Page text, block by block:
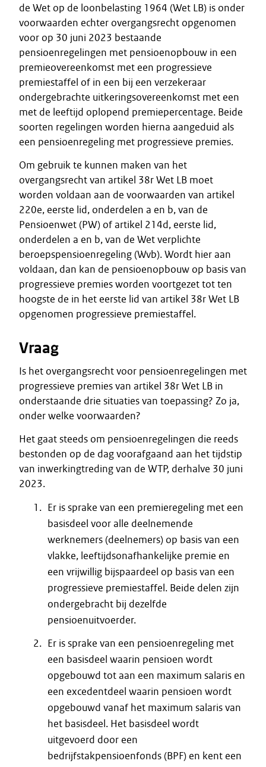
de Wet op de loonbelasting 1964 (Wet LB) is onder
voorwaarden echter overgangsrecht opgenomen
voor op 30 juni 2023 bestaande
pensioenregelingen met pensioenopbouw in een
premieovereenkomst met een progressieve
premiestaffel of in een bij een verzekeraar
ondergebrachte uitkeringsovereenkomst met een
met de leeftijd oplopend premiepercentage. Beide
soorten regelingen worden hierna aangeduid als
een pensioenregeling met progressieve premies.
Om gebruik te kunnen maken van het
overgangsrecht van artikel 38r Wet LB moet
worden voldaan aan de voorwaarden van artikel
220e, eerste lid, onderdelen a en b, van de
Pensioenwet (PW) of artikel 214d, eerste lid,
onderdelen a en b, van de Wet verplichte
beroepspensioenregeling (Wvb). Wordt hier aan
voldaan, dan kan de pensioenopbouw op basis van
progressieve premies worden voortgezet tot ten
hoogste de in het eerste lid van artikel 38r Wet LB
opgenomen progressieve premiestaffel.
Vraag
Is het overgangsrecht voor pensioenregelingen met
progressieve premies van artikel 38r Wet LB in
onderstaande drie situaties van toepassing? Zo ja,
onder welke voorwaarden?
Het gaat steeds om pensioenregelingen die reeds
bestonden op de dag voorafgaand aan het tijdstip
van inwerkingtreding van de WTP, derhalve 30 juni
2023.
Er is sprake van een premieregeling met een
basisdeel voor alle deelnemende
werknemers (deelnemers) op basis van een
vlakke, leeftijdsonafhankelijke premie en
een vrijwillig bijspaardeel op basis van een
progressieve premiestaffel. Beide delen zijn
ondergebracht bij dezelfde
pensioenuitvoerder.
Er is sprake van een pensioenregeling met
een basisdeel waarin pensioen wordt
opgebouwd tot aan een maximum salaris en
een excedentdeel waarin pensioen wordt
opgebouwd vanaf het maximum salaris van
het basisdeel. Het basisdeel wordt
uitgevoerd door een
bedrijfstakpensioenfonds (BPF) en kent een